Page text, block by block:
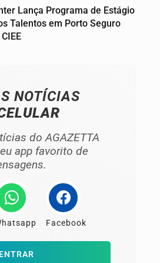
Lança Programa de Estágio
Talentos em Porto Seguro
NOTÍCIAS
do AGAZETTA
app favorito de
Facebook
ENTRAR